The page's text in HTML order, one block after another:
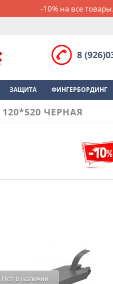
-10% на все
8
ЗАЩИТА ФИНГЕРБОРДИНГ
120*520 ЧЕРНАЯ
Нет в наличии